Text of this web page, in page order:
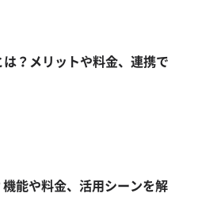
能や料金、活用シーンを解